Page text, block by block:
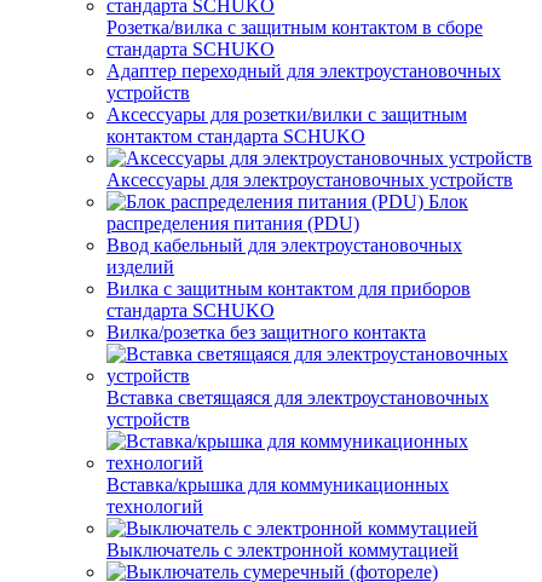
Розетка/вилка с защитным контактом в сборе
стандарта SCHUKO
Адаптер переходный для электроустановочных
устройств
Аксессуары для розетки/вилки с защитным
контактом стандарта SCHUKO
Аксессуары для электроустановочных устройств
Блок
распределения питания (PDU)
Ввод кабельный для электроустановочных
изделий
Вилка с защитным контактом для приборов
стандарта SCHUKO
Вилка/розетка без защитного контакта
Вставка светящаяся для электроустановочных
устройств
Вставка/крышка для коммуникационных
технологий
Выключатель с электронной коммутацией